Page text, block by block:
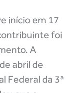
início em 17
foi
A
abril de
Federal da 3ª